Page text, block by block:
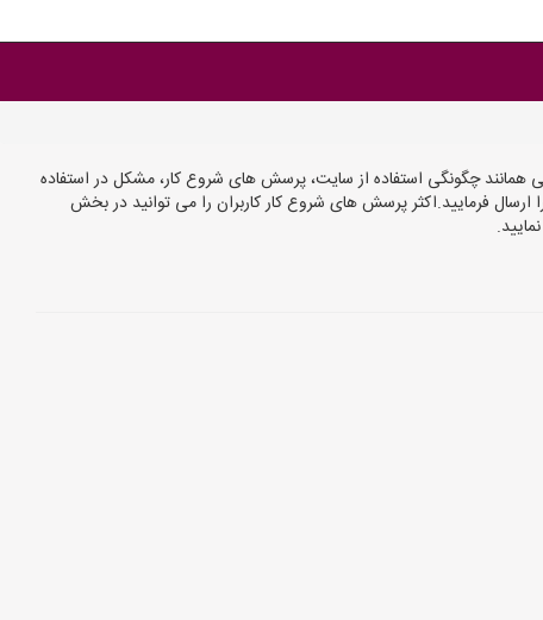
همانند چگونگی استفاده از سایت، پرسش های شروع کار، مشکل در استفاده
ارسال فرمایید.اکثر پرسش های شروع کار کاربران را می توانید در بخش